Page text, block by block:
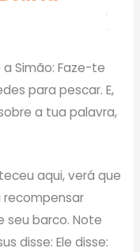
a Simão: Faze-te
para pescar. E,
a tua palavra,
aqui, verá que
recompensar
seu barco. Note
disse: Ele disse: